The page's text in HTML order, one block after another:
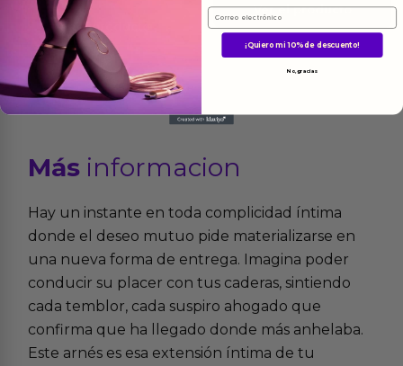
Ver el producto
Ver el producto
Más informacion
Hay un instante en toda complicidad íntima
donde el deseo mutuo pide materializarse en
una nueva forma de entrega. Imagina poder
conducir su placer con tus caderas, sintiendo
cada temblor, cada suspiro ahogado que
confirma que ha llegado donde más anhelaba.
Este arnés es esa extensión íntima de tu
Email
¡Quiero mi 10% de descuento!
No, gracias